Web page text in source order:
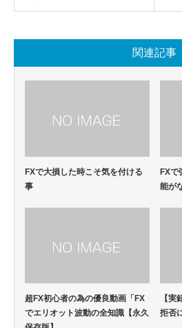
関連記事
FXで大損した時こそ気を付ける
事
FXで
能が
超FX初心者の為の優良動画「FX
でエリオット波動の全知識【永久
【実
拒否